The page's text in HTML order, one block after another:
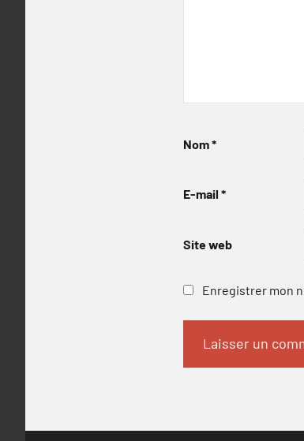
Nom*
E-mail *
Site web
Enregistrer mon